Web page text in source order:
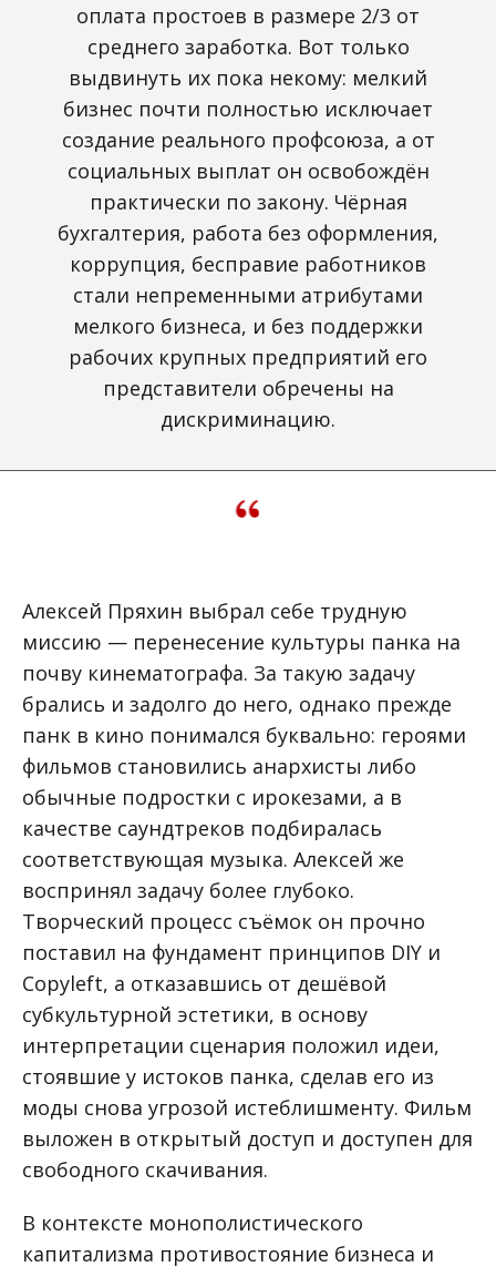
оплата простоев в размере 2/3 от
среднего заработка. Вот только
выдвинуть их пока некому: мелкий
бизнес почти полностью исключает
создание реального профсоюза, а от
социальных выплат он освобождён
практически по закону. Чёрная
бухгалтерия, работа без оформления,
коррупция, бесправие работников
стали непременными атрибутами
мелкого бизнеса, и без поддержки
рабочих крупных предприятий его
представители обречены на
дискриминацию.
Алексей Пряхин выбрал себе трудную
миссию — перенесение культуры панка на
почву кинематографа. За такую задачу
брались и задолго до него, однако прежде
панк в кино понимался буквально: героями
фильмов становились анархисты либо
обычные подростки с ирокезами, а в
качестве саундтреков подбиралась
соответствующая музыка. Алексей же
воспринял задачу более глубоко.
Творческий процесс съёмок он прочно
поставил на фундамент принципов DIY и
Copyleft, а отказавшись от дешёвой
субкультурной эстетики, в основу
интерпретации сценария положил идеи,
стоявшие у истоков панка, сделав его из
моды снова угрозой истеблишменту. Фильм
выложен в открытый доступ и доступен для
свободного скачивания.
В контексте монополистического
капитализма противостояние бизнеса и